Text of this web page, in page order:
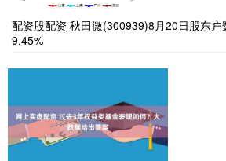
配资股配资 秋田微(300939)8月20日股东
9.45%